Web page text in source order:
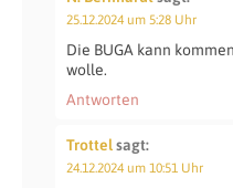
25.12.2024 um 5:28 Uhr
Die BUGA kann
wolle.
Antworten
Trottelsagt:
24.12.2024 um 10:51 Uhr